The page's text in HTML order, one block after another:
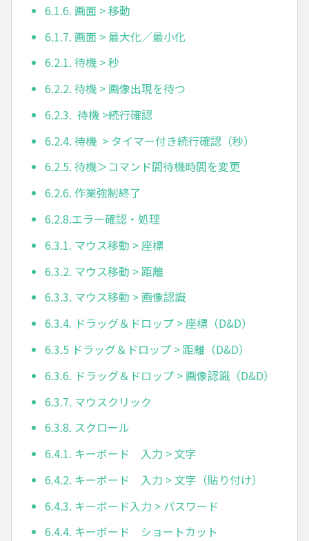
6.1.6. 画面 > 移動
6.1.7. 画面 > 最大化／最小化
6.2.1. 待機 > 秒
6.2.2. 待機 > 画像出現を待つ
6.2.3. 待機 >続行確認
6.2.4. 待機 > タイマー付き続行確認（秒）
6.2.5. 待機＞コマンド間待機時間を変更
6.2.6. 作業強制終了
6.2.8.エラー確認・処理
6.3.1. マウス移動 > 座標
6.3.2. マウス移動 > 距離
6.3.3. マウス移動 > 画像認識
6.3.4. ドラッグ＆ドロップ > 座標（D&D）
6.3.5 ドラッグ＆ドロップ > 距離（D&D）
6.3.6. ドラッグ＆ドロップ > 画像認識（D&D）
6.3.7. マウスクリック
6.3.8. スクロール
6.4.1. キーボード 入力 > 文字
6.4.2. キーボード 入力 > 文字（貼り付け）
6.4.3. キーボード入力 > パスワード
6.4.4. キーボード ショートカット